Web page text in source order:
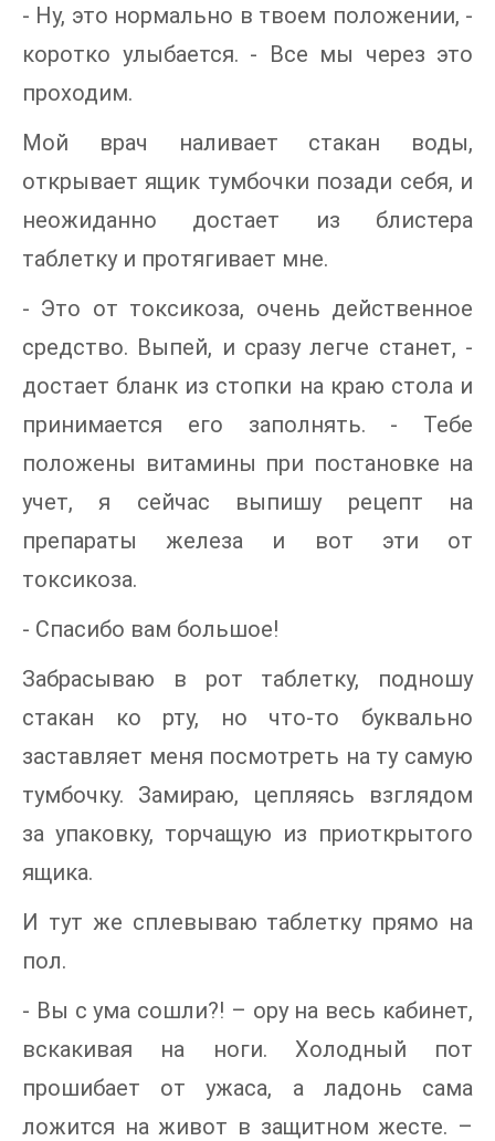
- Ну, это нормально в твоем положении, -
коротко улыбается. - Все мы через это
проходим.
Мой врач наливает стакан воды,
открывает ящик тумбочки позади себя, и
неожиданно достает из блистера
таблетку и протягивает мне.
- Это от токсикоза, очень действенное
средство. Выпей, и сразу легче станет, -
достает бланк из стопки на краю стола и
принимается его заполнять. - Тебе
положены витамины при постановке на
учет, я сейчас выпишу рецепт на
препараты железа и вот эти от
токсикоза.
- Спасибо вам большое!
Забрасываю в рот таблетку, подношу
стакан ко рту, но что-то буквально
заставляет меня посмотреть на ту самую
тумбочку. Замираю, цепляясь взглядом
за упаковку, торчащую из приоткрытого
ящика.
И тут же сплевываю таблетку прямо на
пол.
- Вы с ума сошли?! – ору на весь кабинет,
вскакивая на ноги. Холодный пот
прошибает от ужаса, а ладонь сама
ложится на живот в защитном жесте. –